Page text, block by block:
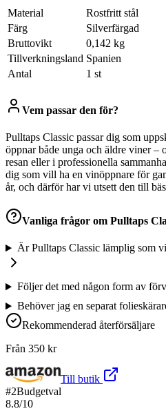
Material
Rostfritt stål
Färg
Silverfärgad
Bruttovikt
0,142 kg
Tillverkningsland Spanien
Antal
1 st
Vem passar den för?
Pulltaps Classic passar dig som
öppnar både unga och äldre viner –
resan eller i professionella
dig som vill ha en vinöppnare för
år, och därför har vi utsett den till
Vanliga frågor om Pulltaps
Är Pulltaps Classic lämplig som
Följer det med någon form av
Behöver jag en separat
Rekommenderad återförsäljare
Från 350 kr
Till butik
#2Budgetval
8.8/10